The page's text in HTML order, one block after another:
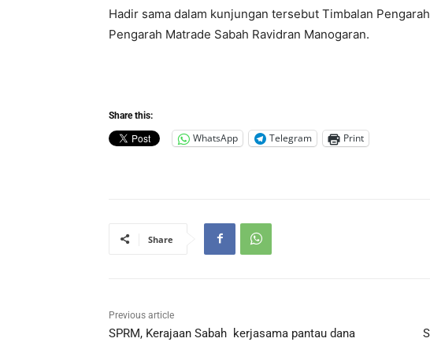
Hadir sama dalam kunjungan tersebut Timbalan
Pengarah Matrade Sabah Ravidran Manogaran.
Share this:
WhatsApp Telegram Print
Share
Previous article
SPRM, Kerajaan Sabah kerjasama pantau dana